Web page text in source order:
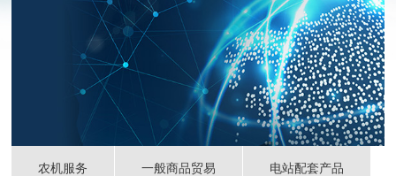
农机服务 一般商品贸易 电站配套产品